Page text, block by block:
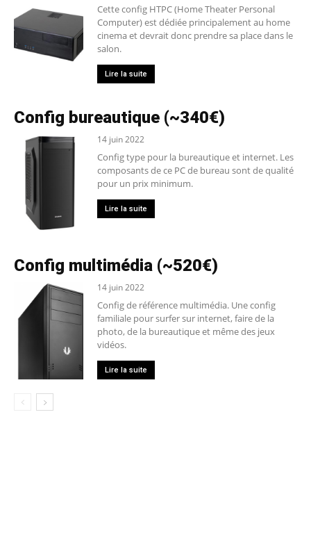
Cette config HTPC (Home Theater Personal
Computer) est dédiée principalement au home
cinema et devrait donc prendre sa place dans le
salon.
Lire la suite
Config bureautique (~340€)
14 juin 2022
Config type pour la bureautique et internet. Les
composants de ce PC de bureau sont de qualité
pour un prix minimum.
Lire la suite
Config multimédia (~520€)
14 juin 2022
Config de référence multimédia. Une config
familiale pour surfer sur internet, faire de la
photo, de la bureautique et même des jeux
vidéos.
Lire la suite